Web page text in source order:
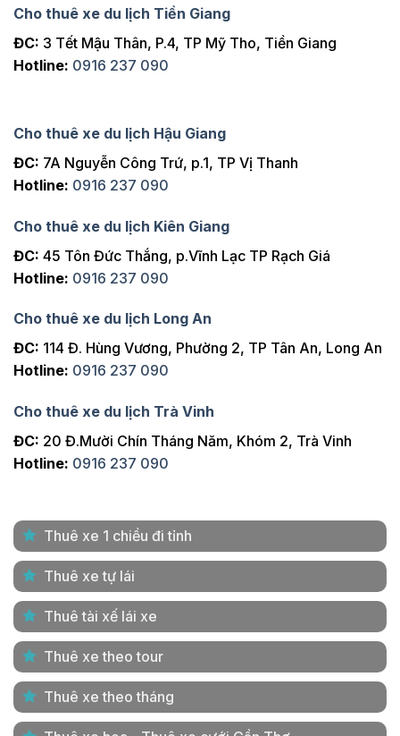
Cho thuê xe du lịch Tiền Giang
ĐC: 3 Tết Mậu Thân, P.4, TP Mỹ Tho, Tiền Giang
Hotline: 0916 237 090
Cho thuê xe du lịch Hậu Giang
ĐC: 7A Nguyễn Công Trứ, p.1, TP Vị Thanh
Hotline: 0916 237 090
Cho thuê xe du lịch Kiên Giang
ĐC: 45 Tôn Đức Thắng, p.Vĩnh Lạc TP Rạch Giá
Hotline: 0916 237 090
Cho thuê xe du lịch Long An
ĐC: 114 Đ. Hùng Vương, Phường 2, TP Tân An, Long An
Hotline: 0916 237 090
Cho thuê xe du lịch Trà Vinh
ĐC: 20 Đ.Mười Chín Tháng Năm, Khóm 2, Trà Vinh
Hotline: 0916 237 090
Thuê xe 1 chiều đi tỉnh
Thuê xe tự lái
Thuê tài xế lái xe
Thuê xe theo tour
Thuê xe theo tháng